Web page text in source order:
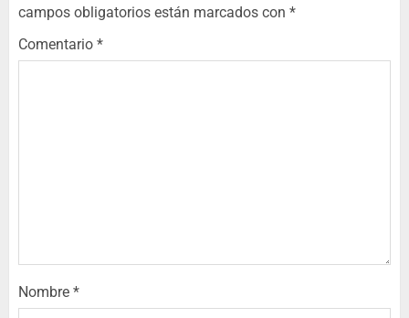
campos obligatorios están marcados con *
Comentario *
Nombre *